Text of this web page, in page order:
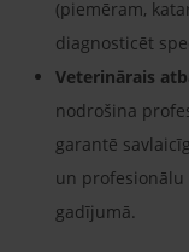
(piemēram,
diagnosticēt
Veterinārais
nodrošina
garantē
un
gadījumā.